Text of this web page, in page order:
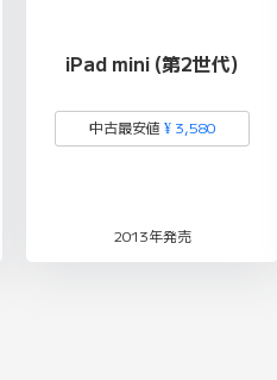
iPad mini (第2世代)
中古最安値 ¥ 3,580
2013年発売